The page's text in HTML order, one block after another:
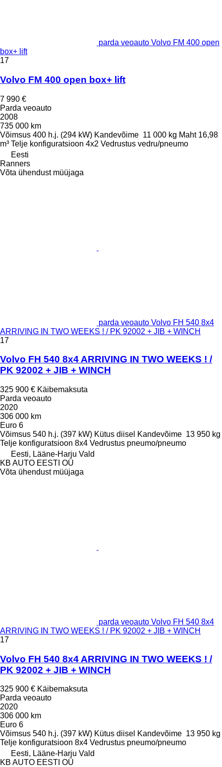
parda veoauto Volvo FM 400 open
box+ lift
17
Volvo FM 400 open box+ lift
7 990 €
Parda veoauto
2008
735 000 km
Võimsus 400 h.j. (294 kW) Kandevõime 11 000 kg Maht 16,98
m³ Telje konfiguratsioon 4x2 Vedrustus vedru/pneumo
Eesti
Ranners
Võta ühendust müüjaga
parda veoauto Volvo FH 540 8x4
ARRIVING IN TWO WEEKS ! / PK 92002 + JIB + WINCH
17
Volvo FH 540 8x4 ARRIVING IN TWO WEEKS ! /
PK 92002 + JIB + WINCH
325 900 € Käibemaksuta
Parda veoauto
2020
306 000 km
Euro 6
Võimsus 540 h.j. (397 kW) Kütus diisel Kandevõime 13 950 kg
Telje konfiguratsioon 8x4 Vedrustus pneumo/pneumo
Eesti, Lääne-Harju Vald
KB AUTO EESTI OÜ
Võta ühendust müüjaga
parda veoauto Volvo FH 540 8x4
ARRIVING IN TWO WEEKS ! / PK 92002 + JIB + WINCH
17
Volvo FH 540 8x4 ARRIVING IN TWO WEEKS ! /
PK 92002 + JIB + WINCH
325 900 € Käibemaksuta
Parda veoauto
2020
306 000 km
Euro 6
Võimsus 540 h.j. (397 kW) Kütus diisel Kandevõime 13 950 kg
Telje konfiguratsioon 8x4 Vedrustus pneumo/pneumo
Eesti, Lääne-Harju Vald
KB AUTO EESTI OÜ